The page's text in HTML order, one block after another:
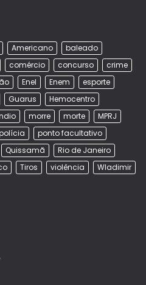
Americano
baleado
comércio concurso
crime
Enel Enem
esporte
Guarus
Hemocentro
morre morte
MPRJ
ponto facultativo
Quissamã
Rio de Janeiro
Tiros violência
Wladimir